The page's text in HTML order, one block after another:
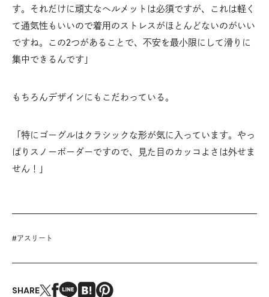
す。それだけに頑丈なヘルメットは必須ですが、これは軽く
て通気性もいいので着用のストレスがほとんどないのがいい
ですね。この2つがあることで、不安を最小限にして滑りに
集中できるんです」
もちろんデザインにもこだわっている。
「特にゴーグルはクラシックな形が気に入っています。やっ
ぱりスノーボーダーですので、見た目のカッコよさは外せま
せん！」
#アスリート
SHARE